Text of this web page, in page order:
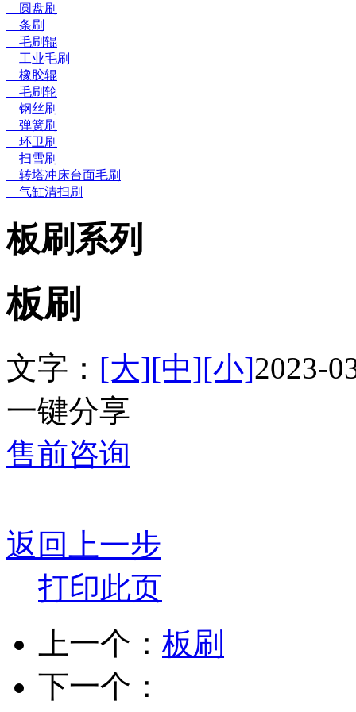
圆盘刷
条刷
毛刷辊
工业毛刷
橡胶辊
毛刷轮
钢丝刷
弹簧刷
环卫刷
扫雪刷
转塔冲床台面毛刷
气缸清扫刷
板刷系列
板刷
文字： [大][中][小]2023-
一键分享
售前咨询
返回上一步
打印此页
上一个： 板刷
下一个：